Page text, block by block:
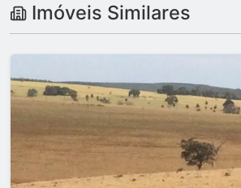
Imóveis Similares